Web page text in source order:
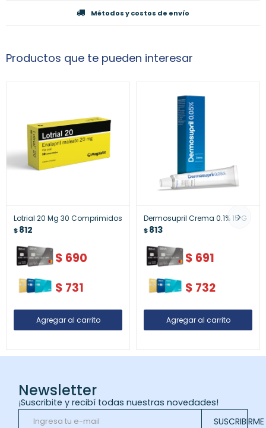
Métodos y costos de envío
Productos que te pueden interesar
Lotrial 20 Mg 30 Comprimidos
$812
$ 690
$ 731
Dermosupril Crema 0.1% 15 G
$813
$ 691
$ 732
Newsletter
¡Suscribite y recibí todas nuestras novedades!
SUSCRIBIRME